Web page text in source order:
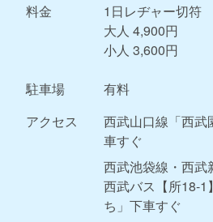
料金
1日レヂャー切符
大人 4,900円
小人 3,600円
駐車場
有料
アクセス
西武山口線「西武
車すぐ
西武池袋線・西武
西武バス【所18-1
ち」下車すぐ